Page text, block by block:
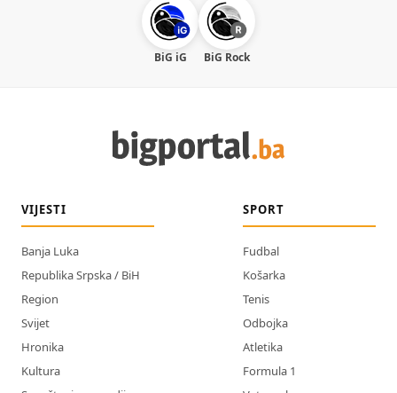
BiG iG BiG Rock
VIJESTI
Banja Luka
Republika Srpska / BiH
Region
Svijet
Hronika
Kultura
SPORT
Fudbal
Košarka
Tenis
Odbojka
Atletika
Formula 1